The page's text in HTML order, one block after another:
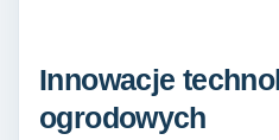
Innowacje
ogrodowych